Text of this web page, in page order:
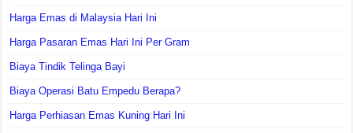
Harga Emas di Malaysia Hari Ini
Harga Pasaran Emas Hari Ini Per Gram
Biaya Tindik Telinga Bayi
Biaya Operasi Batu Empedu Berapa?
Harga Perhiasan Emas Kuning Hari Ini